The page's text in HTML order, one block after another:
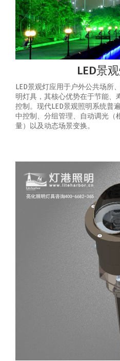
LED景
LED景观灯应用于户外公共场所
明灯具，其核心优势在于节能、
控制‌。‌现代LED景观照明系统普
中控制、分组管理、自动调光（
量）以及动态场景变换‌。